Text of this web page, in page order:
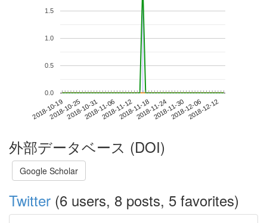
2018-10-192018-10-252018-10-312018-11-062018-11-122018-11-182018-11-242018-11-302018-12-062018-12-12
0.0
0.5
1.0
1.5
外部データベース (DOI)
Google Scholar
Twitter (6 users, 8 posts, 5 favorites)